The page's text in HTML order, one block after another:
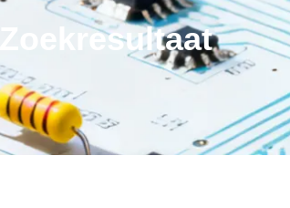
Zoekresultaat